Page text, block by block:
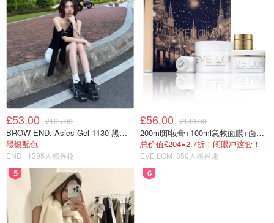
图片来自ins@Objkts，版权属于原作者
£53.00 £105.00
BROW END. Asics Gel-1130 黑色运动鞋
黑银配色
END. 1395人感兴趣
£56.00 £140.00
200ml卸妆膏+100ml急救面膜+面霜+洁颜布
总价值£204=2.7折！闭眼冲这套！
EVE LOM 850人感兴趣
5 6